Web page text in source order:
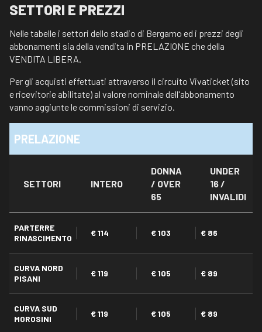
SETTORI E PREZZI
Nelle tabelle i settori dello stadio di Bergamo ed i prezzi degli
abbonamenti sia della vendita in PRELAZIONE che della
VENDITA LIBERA.
Per gli acquisti effettuati attraverso il circuito Vivaticket (sito
e ricevitorie abilitate) al valore nominale dell'abbonamento
vanno aggiunte le commissioni di servizio.
PRELAZIONE
SETTORI INTERO
DONNA
/ OVER
65
UNDER
16 /
INVALIDI
PARTERRE
RINASCIMENTO
€ 114 € 103 € 86
CURVA NORD
PISANI
€ 119 € 105 € 89
CURVA SUD
MOROSINI
€ 119 € 105 € 89